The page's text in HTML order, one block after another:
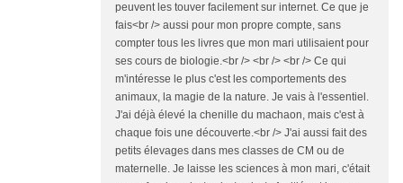
peuvent les touver facilement sur internet. Ce que je
fais<br /> aussi pour mon propre compte, sans
compter tous les livres que mon mari utilisaient pour
ses cours de biologie.<br /> <br /> <br /> Ce qui
m'intéresse le plus c'est les comportements des
animaux, la magie de la nature. Je vais à l'essentiel.
J'ai déjà élevé la chenille du machaon, mais c'est à
chaque fois une découverte.<br /> J'ai aussi fait des
petits élevages dans mes classes de CM ou de
maternelle. Je laisse les sciences à mon mari, c'était